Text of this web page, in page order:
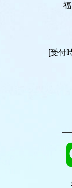
[受付